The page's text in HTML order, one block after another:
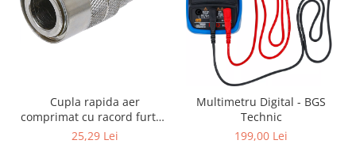
Cupla rapida aer
comprimat cu racord furtun
8 mm (5/16") | SUA / Franta
25,29 Lei
Multimetru Digital - BGS
Technic
199,00 Lei